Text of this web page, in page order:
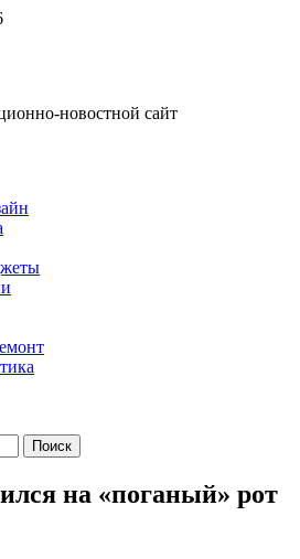
новостной сайт
на «поганый» рот